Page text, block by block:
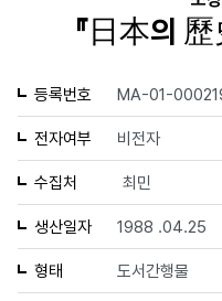
『日本의
등록번호 MA-01-
전자여부 비전자
수집처 최민
생산일자 1988 .04.25
형태 도서간행물